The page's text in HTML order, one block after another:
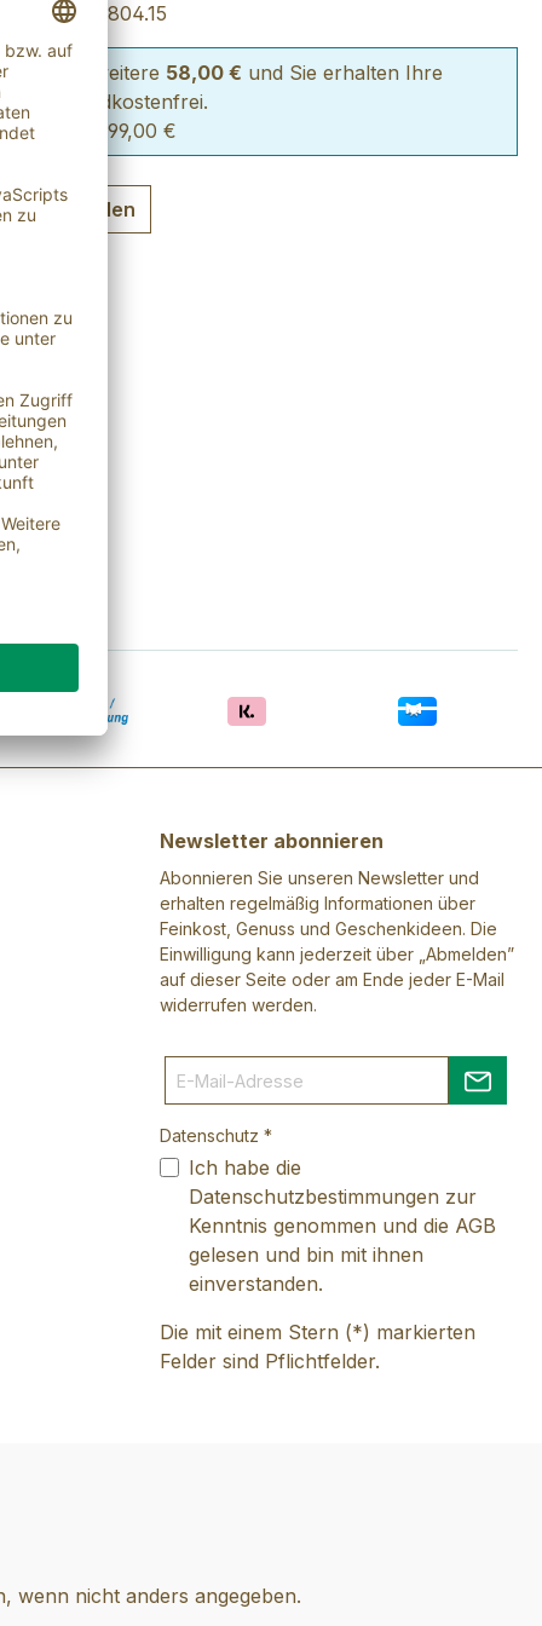
SW10804.15
Sie für weitere 58,00 € und Sie erhalten Ihre
versandkostenfrei.
2% ab 99,00 €
auswählen
Newsletter abonnieren
Abonnieren Sie unseren Newsletter und
erhalten regelmäßig Informationen über
Feinkost, Genuss und Geschenkideen. Die
Einwilligung kann jederzeit über „Abmelden”
auf dieser Seite oder am Ende jeder E-Mail
widerrufen werden.
Datenschutz *
Ich habe die
Datenschutzbestimmungen zur
Kenntnis genommen und die AGB
gelesen und bin mit ihnen
einverstanden.
Die mit einem Stern (*) markierten
Felder sind Pflichtfelder.
wenn nicht anders angegeben.